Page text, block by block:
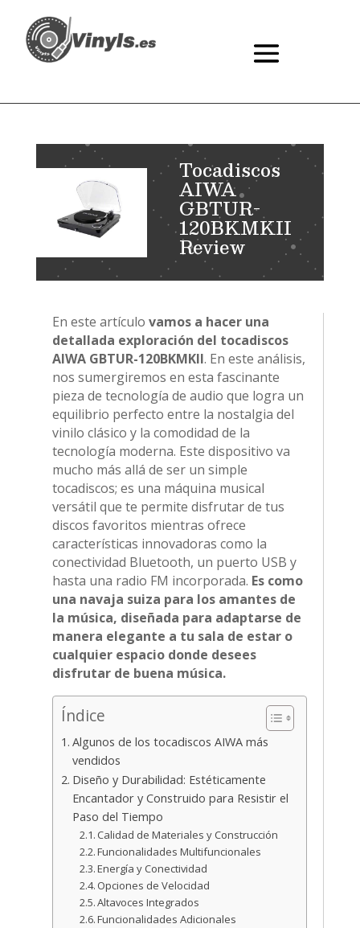
Tocadiscos
AIWA
GBTUR-
120BKMKII
Review
En este artículo vamos a hacer una
detallada exploración del tocadiscos
AIWA GBTUR-120BKMKII. En este análisis,
nos sumergiremos en esta fascinante
pieza de tecnología de audio que logra un
equilibrio perfecto entre la nostalgia del
vinilo clásico y la comodidad de la
tecnología moderna. Este dispositivo va
mucho más allá de ser un simple
tocadiscos; es una máquina musical
versátil que te permite disfrutar de tus
discos favoritos mientras ofrece
características innovadoras como la
conectividad Bluetooth, un puerto USB y
hasta una radio FM incorporada. Es como
una navaja suiza para los amantes de
la música, diseñada para adaptarse de
manera elegante a tu sala de estar o
cualquier espacio donde desees
disfrutar de buena música.
Índice
Algunos de los tocadiscos AIWA más
vendidos
Diseño y Durabilidad: Estéticamente
Encantador y Construido para Resistir el
Paso del Tiempo
Calidad de Materiales y Construcción
Funcionalidades Multifuncionales
Energía y Conectividad
Opciones de Velocidad
Altavoces Integrados
Funcionalidades Adicionales